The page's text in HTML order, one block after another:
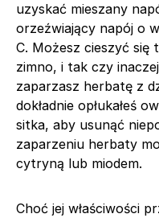
uzyskać mieszany
orzeźwiający napój o
C. Możesz cieszyć się
zimno, i tak czy
zaparzasz herbatę z
dokładnie opłukałeś
sitka, aby usunąć
zaparzeniu herbaty
cytryną lub miodem.
Choć jej właściwości